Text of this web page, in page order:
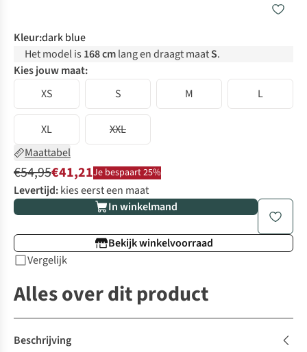
Kleur:dark blue
Het model is 168 cmlang en draagt maatS.
Kies jouw maat:
XS
S M L
XL
XXL
Maattabel
€54,95€41,21Je bespaart 25%
Levertijd:kies eerst een maat
In winkelmand
Bekijk winkelvoorraad
Vergelijk
Alles over dit product
Beschrijving